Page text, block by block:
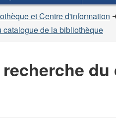
et Centre d'information
catalogue de la bibliothèque